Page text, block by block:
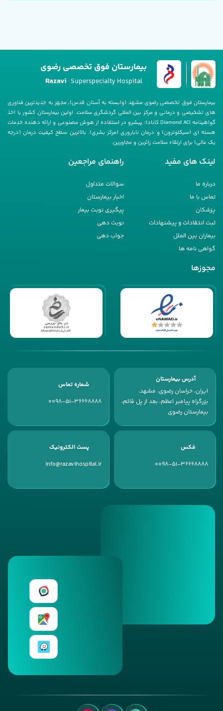
بیمارستان فوق تخصصی رضوی
Razavi Superspecialty Hospital
بیمارستان فوق تخصصی رضوی مشهد (وابسته به آستان قدس)، مجهز به جدیدترین فناوری
های تشخیصی و درمانی و مرکز بین المللی گردشگری سلامت. اولین بیمارستان کشور با اخذ
گواهینامه Diamond ACI کانادا؛ پیشرو در استفاده از هوش مصنوعی و ارائه دهنده خدمات
هسته ای (سیکلوترون) و درمان ناباروری (مرکز بشری). بالاترین سطح کیفیت درمان (درجه
یک عالی) برای ارتقاء سلامت زائرین و مجاورین.
لینک های مفید
درباره ما
تماس با ما
پزشکان
ثبت انتقادات و پیشنهادات
بیماران بین الملل
گواهی نامه ها
راهنمای مراجعین
سوالات متداول
اخبار بیمارستان
پیگیری نوبت بیمار
نوبت دهی
جواب دهی
مجوزها
آدرس بیمارستان
ایران، خراسان رضوی، مشهد،
بزرگراه پیامبر اعظم، بعد از پل قائم،
بیمارستان رضوی
شماره تماس
0098-51-36668888
فکس
0098-51-36668888
پست الکترونیک
info@razavihospital.ir